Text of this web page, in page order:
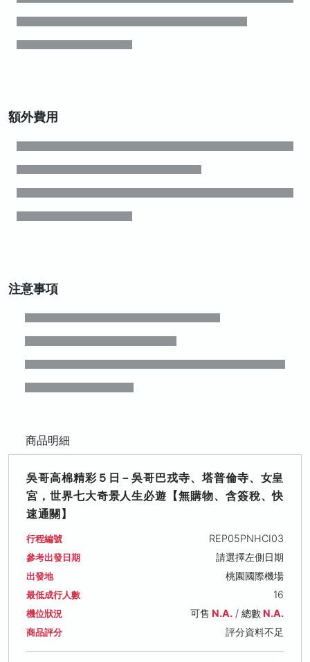
額外費用
注意事項
商品明細
吳哥高棉精彩５日－吳哥巴戎寺、塔普倫寺、女皇
宮，世界七大奇景人生必遊【無購物、含簽稅、快
速通關】
行程編號 REP05PNHCI03
參考出發日期 請選擇左側日期
出發地 桃園國際機場
最低成行人數 16
機位狀況 可售 N.A./ 總數N.A.
商品評分 評分資料不足